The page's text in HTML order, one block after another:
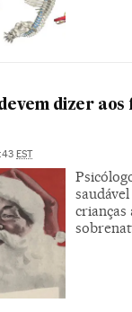
dizer aos
EST
crianças